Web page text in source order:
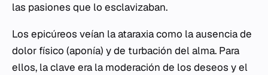
las pasiones que lo esclavizaban.
Los epicúreos veían laataraxiacomo la ausencia de
dolor físico (aponía) y de turbación del alma. Para
ellos, la clave era la moderación de los deseos y el